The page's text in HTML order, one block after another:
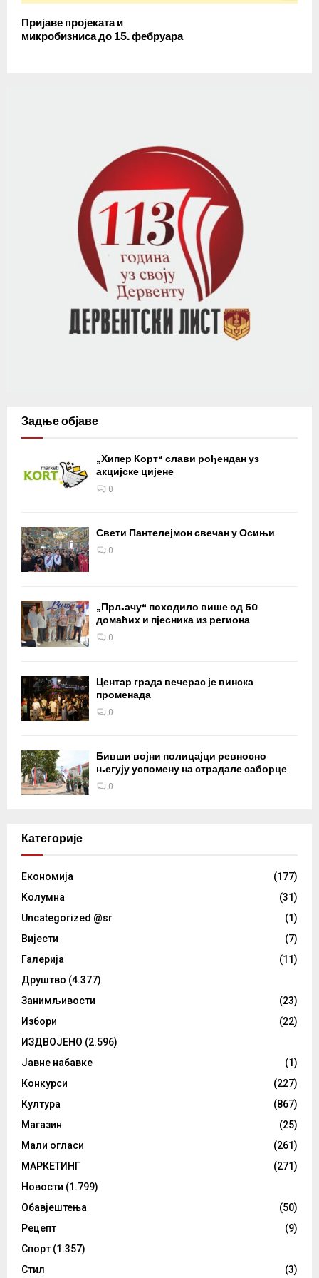
Пријаве пројеката и
микробизниса до 15. фебруара
Задње објаве
„Хипер Корт“ слави рођендан уз
акцијске цијене
0
Свети Пантелејмон свечан у Осињи
0
„Прљачу“ походило више од 50
домаћих и пјесника из региона
0
Центар града вечерас је винска
променада
0
Бивши војни полицајци ревносно
његују успомену на страдале саборце
0
Категорије
Eкономија
(177)
Kолумнa
(31)
Uncategorized @sr
(1)
Вијести
(7)
Галерија
(11)
Друштво (4.377)
Занимљивости
(23)
Избори
(22)
ИЗДВОЈЕНО (2.596)
Јавне набавке
(1)
Конкурси
(227)
Култура
(867)
Магазин
(25)
Мали огласи
(261)
МАРКЕТИНГ
(271)
Новости (1.799)
Обавјештења
(50)
Рецепт
(9)
Спорт (1.357)
Стил
(3)